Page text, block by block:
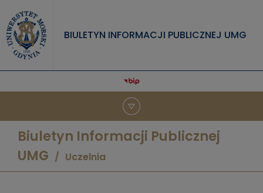
BIULETYN INFORMACJI PUBLICZNEJ UMG
Biuletyn Informacji Publicznej
UMG
Uczelnia